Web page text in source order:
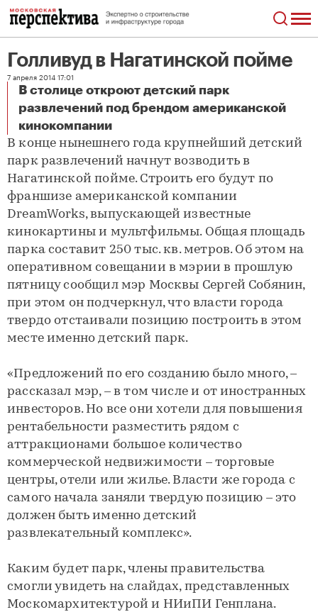
Голливуд в Нагатинской пойме
7 апреля 2014 17:01
В столице откроют детский парк
развлечений под брендом американской
кинокомпании
Голливуд в Нагатинской пойме
В конце нынешнего года крупнейший детский
парк развлечений начнут возводить в
Нагатинской пойме. Строить его будут по
франшизе американской компании
DreamWorks, выпускающей известные
кинокартины и мультфильмы. Общая площадь
парка составит 250 тыс. кв. метров. Об этом на
оперативном совещании в мэрии в прошлую
пятницу сообщил мэр Москвы Сергей Собянин,
при этом он подчеркнул, что власти города
твердо отстаивали позицию построить в этом
месте именно детский парк.
«Предложений по его созданию было много, –
рассказал мэр, – в том числе и от иностранных
инвесторов. Но все они хотели для повышения
рентабельности разместить рядом с
аттракционами большое количество
коммерческой недвижимости – торговые
центры, отели или жилье. Власти же города с
самого начала заняли твердую позицию – это
должен быть именно детский
развлекательный комплекс».
Каким будет парк, члены правительства
смогли увидеть на слайдах, представленных
Москомархитектурой и НИиПИ Генплана.